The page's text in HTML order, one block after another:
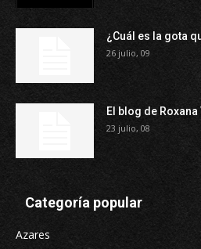
¿Cuál es la gota
26 julio, 09
El blog de
23 julio, 08
Categoría popular
Azares